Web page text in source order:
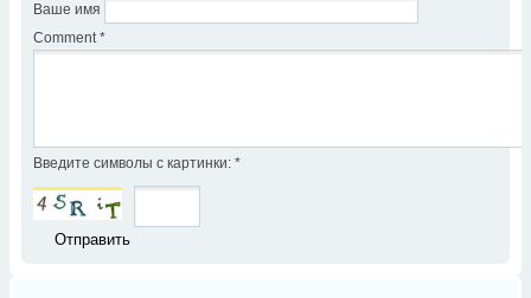
Ваше имя
Comment *
Введите символы с картинки: *